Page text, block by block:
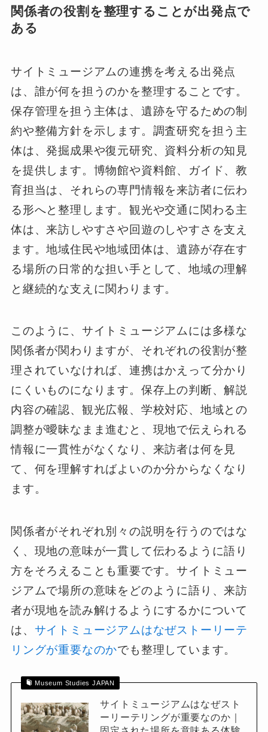
関係者の役割を整理することが出発点で
ある
サイトミュージアムの連携を考える出発点
は、誰が何を担うのかを整理することです。
保存管理を担う主体は、遺跡を守るための制
約や整備方針を示します。調査研究を担う主
体は、発掘成果や復元研究、資料分析の知見
を提供します。博物館や資料館、ガイド、教
育担当は、それらの専門情報を来訪者に伝わ
る形へと整理します。観光や交通に関わる主
体は、来訪しやすさや回遊のしやすさを支え
ます。地域住民や地域団体は、遺跡が存在す
る場所の日常的な担い手として、地域の理解
と継続的な支えに関わります。
このように、サイトミュージアムには多様な
関係者が関わりますが、それぞれの役割が整
理されていなければ、連携はかえって分かり
にくいものになります。保存上の判断、解説
内容の確認、観光広報、学校対応、地域との
調整が曖昧なまま進むと、現地で伝えられる
情報に一貫性がなくなり、来訪者は何を見
て、何を理解すればよいのか分からなくなり
ます。
関係者がそれぞれ別々の説明を行うのではな
く、現地の意味が一貫して伝わるように語り
方をそろえることも重要です。サイトミュー
ジアムで場所の意味をどのように語り、来訪
者が現地を読み解けるようにするかについて
は、 サイトミュージアムはなぜストーリーテ
リングが重要なのかでも整理しています。
Museum Studies JAPAN
サイトミュージアムはなぜスト
ーリーテリングが重要なのか｜